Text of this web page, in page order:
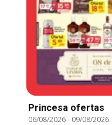
Princesa ofertas
06/08/2026- 09/08/2026